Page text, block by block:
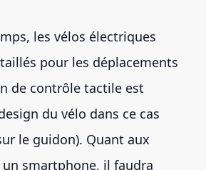
les vélos électriques
pour les déplacements
de contrôle tactile est
du vélo dans ce cas
le guidon). Quant aux
smartphone, il faudra